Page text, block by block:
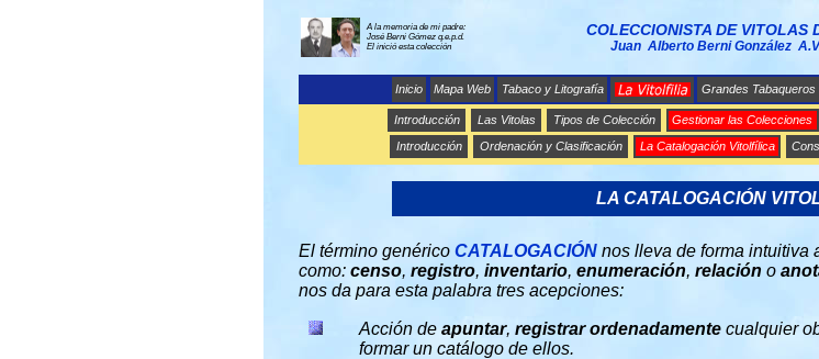
A la memoria de mi padre:
José Berni Gómez q.e.p.d.
El inició esta colección
COLECCIONISTA DE VITOLAS
Juan Alberto Berni González
Inicio Mapa Web Tabaco y Litografía Grandes Tabaqueros
Introducción Las Vitolas Tipos de Colección Gestionar las Colecciones
Introducción Ordenación y Clasificación La Catalogación Vitolfílica
LA CATALOGACIÓN
El término genérico CATALOGACIÓN nos lleva de forma intuitiva
como: censo, registro, inventario, enumeración, relación o
nos da para esta palabra tres acepciones:
Acción de apuntar, registrar ordenadamente cualquier
formar un catálogo de ellos.